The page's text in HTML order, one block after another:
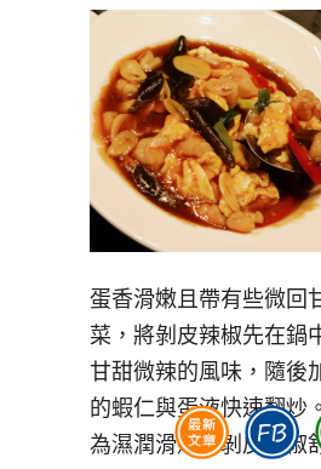
蛋香滑嫩且帶有些微回
菜，將剝皮辣椒先在鍋
甘甜微辣的風味，隨後
的蝦仁與蛋液快速翻炒
為濕潤滑嫩，剝皮辣椒